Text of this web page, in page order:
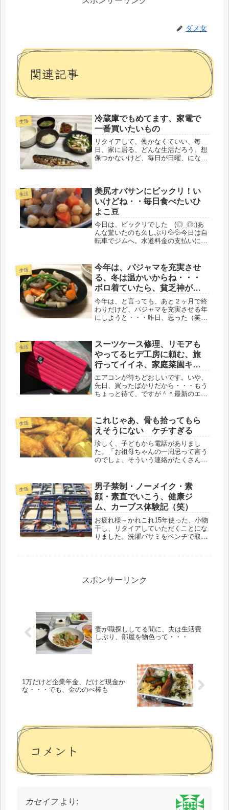
ダメ女
関連記事
生活
冷蔵庫でもめてます、家電で
一番買いたいもの
リタイアして、働かなくていい、毎
日、家に居る、どんな生活だろう。想
像つかないけど、毎日が日曜、になる
て、４日休んだ。講習や、お金失くし
たりで...
生活
美尻オバサンにビックリ！い
いけどね・・毎日食べたいひ
よこ豆
今日は、ビックリでした (◎_◎;)あ
んな驚いたのも久しぶり💦💦今日は自
転車でジムへ。水道料金の支払いに、
トを履いた女性が立っていました。お
尻が、今話題の美尻で、超カッコい...
生活
今年は、パジャマを充実させ
る、冬は温かいからね・・・
ボロ着ていたら、貧乏神がや
ってくるらしい、筑前煮、も
やし砂肝
今年は、と言っても、あと２ヶ月で終
わりだけど、パジャマを充実させる年
にしようと・・・昨日、思った（笑）
にして、靴磨きにでも使う代物だ。こ
ういうのも、余裕がないと買えないと
思...
生活
スーツケース修理、リモアも
やってるヒデ工房に頼む、旅
行ってイイネ、家庭菜園キュ
ウリにネットを。
エアコンが待ちどおしいです。いや、
先日、買ったばかりだから・・・もう
ちょっと待て、ですが＾＾最新のエア
丈夫だろうかと、ドキドキでしたが、
割と、覚えているものですね、いける
じ...
生活
これじゃあ、骨も拾ってもら
えそうにない ケチすぎる
珍しく、子どもから電話がありまし
た。「お祖母ちゃんの一周忌って言う
のでしょ、そういう連絡がたくさん来
です(-_-;)私が、お寺や葬儀社の言いな
りになって、高額のお金を使うと...
生活
男子禁制・ノーメイク・素
顔・素直でいこう、健康ジ
ム、カーブス体験記（笑）
お疲れ様～かれこれ15年使った、小物
干し、リタイアしていただくことにな
りました。洗濯バサミをペンチで取り
るさ...
スポンサーリンク
妻が職探ししてる間に、夫は生活費
しぶり、部屋を物色って・・・
1万だけど企業年金、だけど現金か
な・・・でも、金ののべ棒も
コメント
カセイフ より: